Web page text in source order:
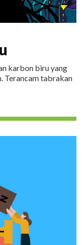
karbon biru yang
Terancam tabrakan